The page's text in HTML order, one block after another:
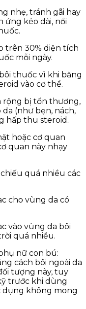
nhẹ, tránh gãi hay
ứng kéo dài, nổi
trên 30% diện tích
mỗi ngày.
thuốc vì khi băng
vào cơ thể.
rộng bị tổn thương,
(như bẹn, nách,
hấp thu steroid.
hoặc cơ quan
quan này nhạy
quá nhiều các
cho vùng da có
vào vùng da bôi
quá nhiều.
nữ con bú:
cách bôi ngoài da
tượng này, tuy
trước khi dùng
dụng không mong